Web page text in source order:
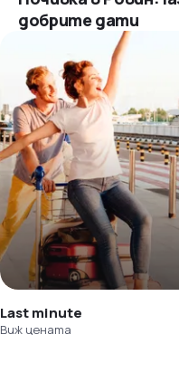
добрите дати
Last minute
Виж цената